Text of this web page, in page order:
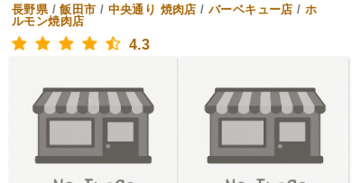
長野県/飯田市 / 中央通り 焼肉店 / バーベキュー店 / ホ
ルモン焼肉店
4.3